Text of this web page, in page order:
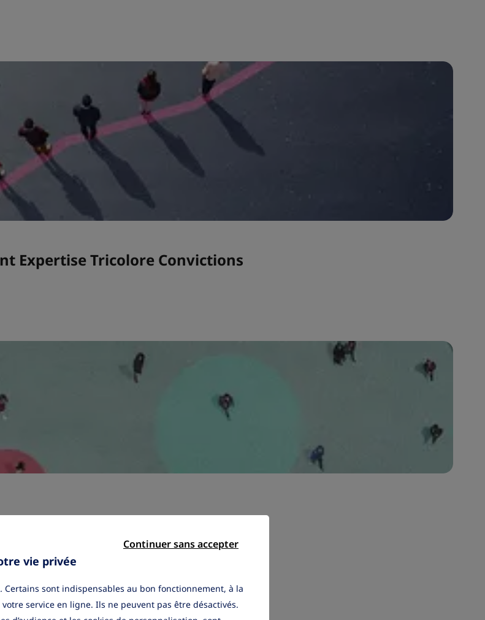
Expertise Tricolore Convictions
vie privée
Certains sont indispensables au bon fonctionnement, à la
service en ligne. Ils ne peuvent pas être désactivés.
Continuer sans accepter